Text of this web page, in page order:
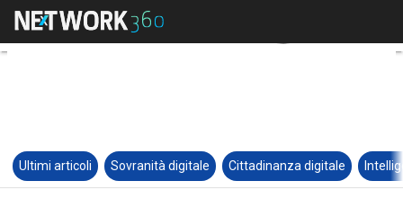
Ultimi articoli Sovranità digitale Cittadinanza digitale